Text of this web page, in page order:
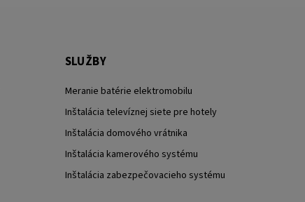
SLUŽBY
Meranie batérie elektromobilu
Inštalácia televíznej siete pre hotely
Inštalácia domového vrátnika
Inštalácia kamerového systému
Inštalácia zabezpečovacieho systému